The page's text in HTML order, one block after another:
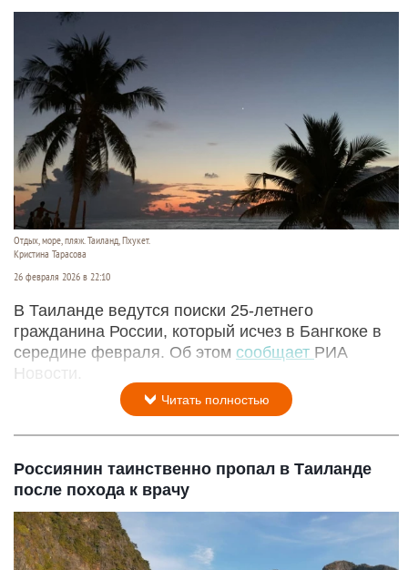
Отдых, море, пляж. Таиланд, Пхукет.
Кристина Тарасова
26 февраля 2026 в 22:10
В Таиланде ведутся поиски 25‑летнего
гражданина России, который исчез в Бангкоке в
середине февраля. Об этом сообщает РИА
Новости.
Читать полностью
Россиянин таинственно пропал в Таиланде
после похода к врачу